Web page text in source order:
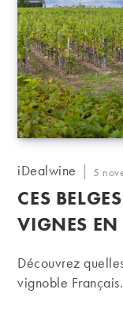
Auteur/autrice
la
publication :
iDealwine 5
CES
VIGNES EN
Découvrez
vignoble Français.